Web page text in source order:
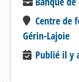
Centre de
Gérin-Lajoie
Publié il y